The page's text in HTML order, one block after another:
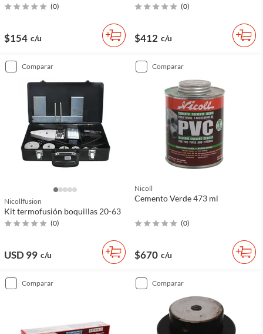
(0)
$154 c/u
(0)
$412 c/u
comparar
Nicollfusion
Kit termofusión boquillas 20-63
(0)
USD 99 c/u
comparar
Nicoll
Cemento Verde 473 ml
(0)
$670 c/u
comparar comparar